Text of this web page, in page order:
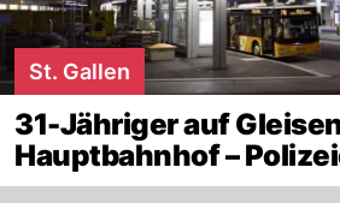
St. Gallen
31-Jähriger auf
Hauptbahnhof –